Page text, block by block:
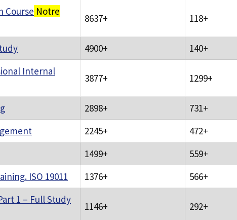
Course Notre
8637+ 118+
4900+
140+
Internal
3877+ 1299+
2898+
731+
2245+
472+
1499+
559+
ISO 19011 1376+
566+
1 – Full Study
1146+ 292+